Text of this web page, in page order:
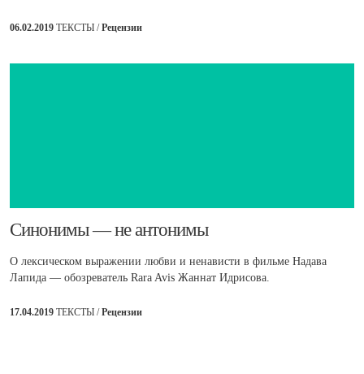
06.02.2019 ТЕКСТЫ /Рецензии
​Синонимы — не антонимы
О лексическом выражении любви и ненависти в фильме Надава
Лапида — обозреватель Rara Avis Жаннат Идрисова.
17.04.2019 ТЕКСТЫ /Рецензии